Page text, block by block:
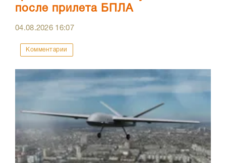
после прилета БПЛА
04.08.2026 16:07
Комментарии